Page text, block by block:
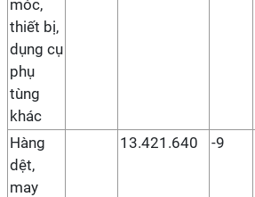
móc,
thiết bị,
dụng cụ
phụ
tùng
khác
Hàng
dệt,
may
13.421.640 -9